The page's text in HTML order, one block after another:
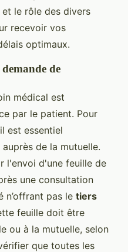
le rôle des divers
recevoir vos
optimaux.
de
médical est
par le patient. Pour
est essentiel
de la mutuelle.
l'envoi d'une feuille de
une consultation
n’offrant pas le tiers
feuille doit être
ou à la mutuelle, selon
que toutes les